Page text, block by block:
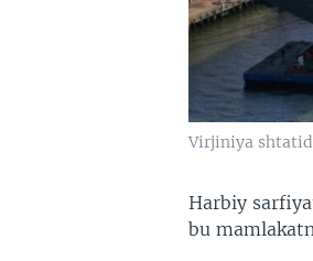
Virjiniya
Harbiy
bu